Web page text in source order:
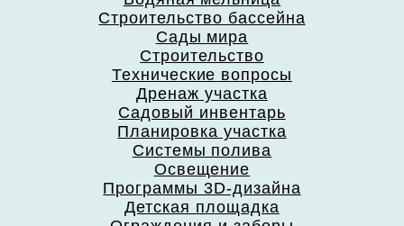
Строительство бассейна
Сады мира
Строительство
Технические вопросы
Дренаж участка
Садовый инвентарь
Планировка участка
Системы полива
Освещение
Программы 3D-дизайна
Детская площадка